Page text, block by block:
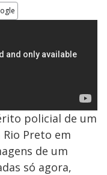
policial de um
Preto em
de um
só agora,